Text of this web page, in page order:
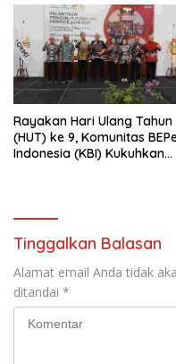
Rayakan Hari Ulang Tahun
(HUT) ke 9, Komunitas
Indonesia (KBI) Kukuhkan
Pengembangan Organisasi
KBI yang Berbasis Riset di
seluruh Indonesia dan
Mancanegara”.
Tinggalkan Balasan
Alamat email Anda tidak
ditandai *